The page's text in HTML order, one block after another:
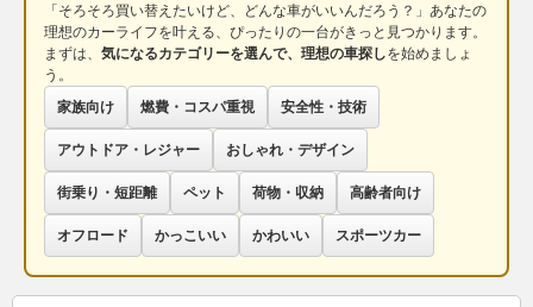
「そろそろ買い替えたいけど、どんな車がいいんだろう？」あなたの
理想のカーライフを叶える、ぴったりの一台がきっと見つかります。
まずは、 気になるカテゴリーを選んで、理想の車探しを始めましょ
う。
家族向け
燃費・コスパ重視 安全性・技術
アウトドア・レジャー おしゃれ・デザイン
街乗り・短距離 ペット 荷物・収納 高齢者向け
オフロード かっこいい かわいい スポーツカー